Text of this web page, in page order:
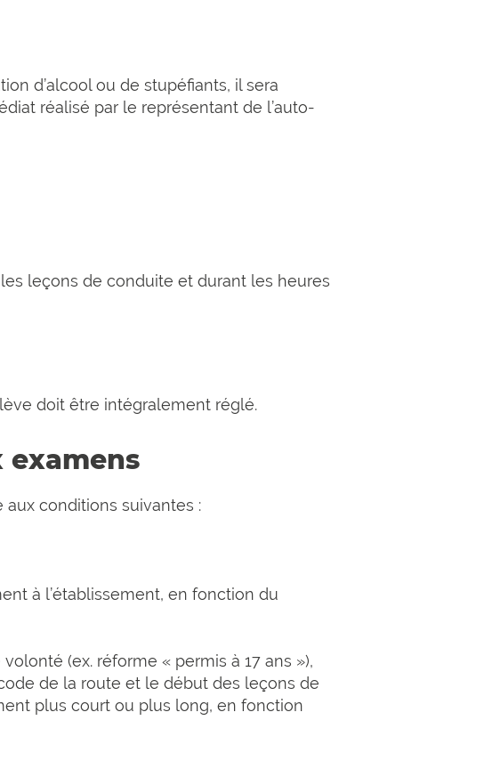
d’alcool ou de stupéfiants, il sera
réalisé par le représentant de l’auto-
leçons de conduite et durant les heures
doit être intégralement réglé.
examens
aux conditions suivantes :
à l’établissement, en fonction du
(ex. réforme « permis à 17 ans »),
de la route et le début des leçons de
plus court ou plus long, en fonction